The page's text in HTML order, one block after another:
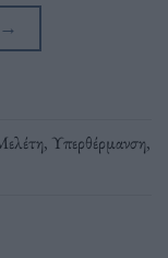
→
, Υπερθέρμανση,